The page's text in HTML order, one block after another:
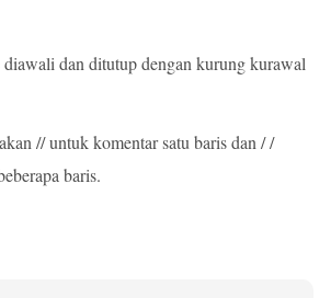
dan ditutup dengan kurung kurawal
// untuk komentar satu baris dan //
baris.